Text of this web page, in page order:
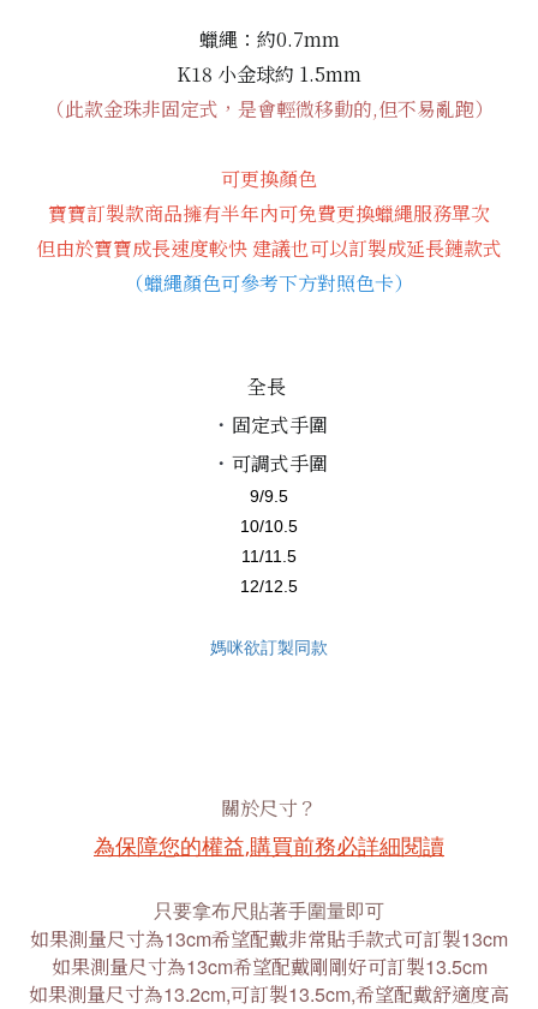
蠟繩：約0.7mm
K18 小金球約 1.5mm
（此款金珠非固定式，是會輕微移動的,但不易亂跑）
可更換顏色
寶寶訂製款商品擁有半年內可免費更換蠟繩服務單次
但由於寶寶成長速度較快 建議也可以訂製成延長鏈款式
（蠟繩顏色可參考下方對照色卡）
全長
・ 固定式手圍
・ 可調式手圍
9/9.5
10/10.5
11/11.5
12/12.5
媽咪欲訂製同款
關於尺寸？
為保障您的權益,購買前務必詳細閱讀
只要拿布尺貼著手圍量即可
如果測量尺寸為13cm希望配戴非常貼手款式可訂製13cm
如果測量尺寸為13cm希望配戴剛剛好可訂製13.5cm
如果測量尺寸為13.2cm,可訂製13.5cm,希望配戴舒適度高